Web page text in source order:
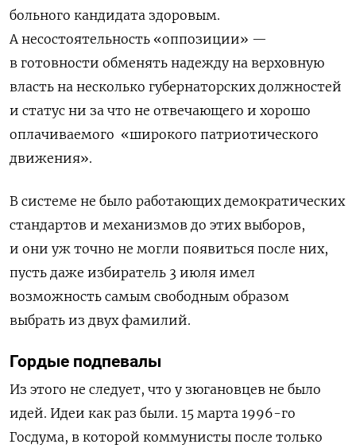
больного кандидата здоровым.
А несостоятельность «оппозиции» —
в готовности обменять надежду на верховную
власть на несколько губернаторских должностей
и статус ни за что не отвечающего и хорошо
оплачиваемого «широкого патриотического
движения».
В системе не было работающих демократических
стандартов и механизмов до этих выборов,
и они уж точно не могли появиться после них,
пусть даже избиратель 3 июля имел
возможность самым свободным образом
выбрать из двух фамилий.
Гордые подпевалы
Из этого не следует, что у зюгановцев не было
идей. Идеи как раз были. 15 марта 1996-го
Госдума, в которой коммунисты после только